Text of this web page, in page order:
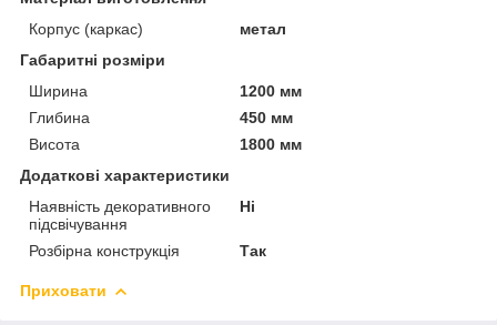
Корпус (каркас)
метал
Габаритні розміри
Ширина
1200 мм
Глибина
450 мм
Висота
1800 мм
Додаткові характеристики
Наявність декоративного
підсвічування
Ні
Розбірна конструкція Так
Приховати